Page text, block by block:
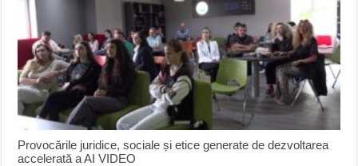
Provocările juridice, sociale și etice generate de dezvoltarea
accelerată a AI VIDEO